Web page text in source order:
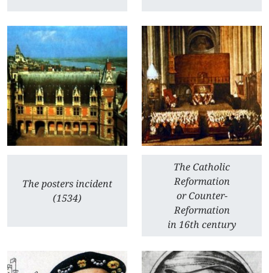
The posters incident
(1534)
The Catholic
Reformation
or Counter-
Reformation
in 16th century